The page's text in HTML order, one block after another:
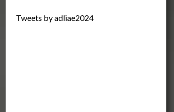
Tweets by adliae2024